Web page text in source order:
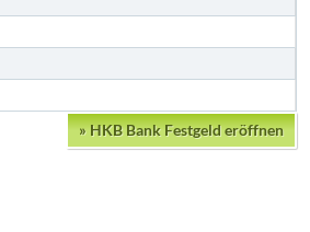
»HKB Bank Festgeld eröffnen